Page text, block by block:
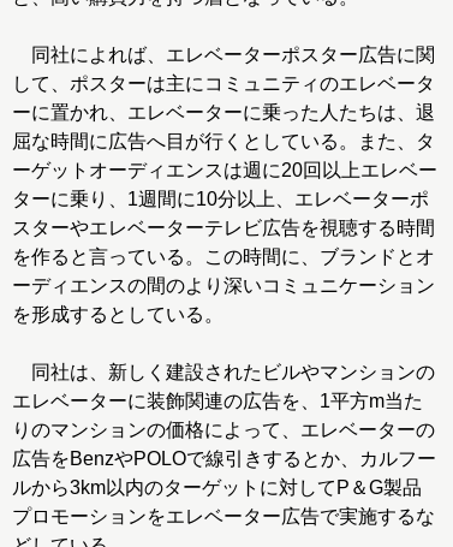
同社によれば、エレベーターポスター広告に関
して、ポスターは主にコミュニティのエレベータ
ーに置かれ、エレベーターに乗った人たちは、退
屈な時間に広告へ目が行くとしている。また、タ
ーゲットオーディエンスは週に20回以上エレベー
ターに乗り、1週間に10分以上、エレベーターポ
スターやエレベーターテレビ広告を視聴する時間
を作ると言っている。この時間に、ブランドとオ
ーディエンスの間のより深いコミュニケーション
を形成するとしている。
同社は、新しく建設されたビルやマンションの
エレベーターに装飾関連の広告を、1平方m当た
りのマンションの価格によって、エレベーターの
広告をBenzやPOLOで線引きするとか、カルフー
ルから3km以内のターゲットに対してP＆G製品
プロモーションをエレベーター広告で実施するな